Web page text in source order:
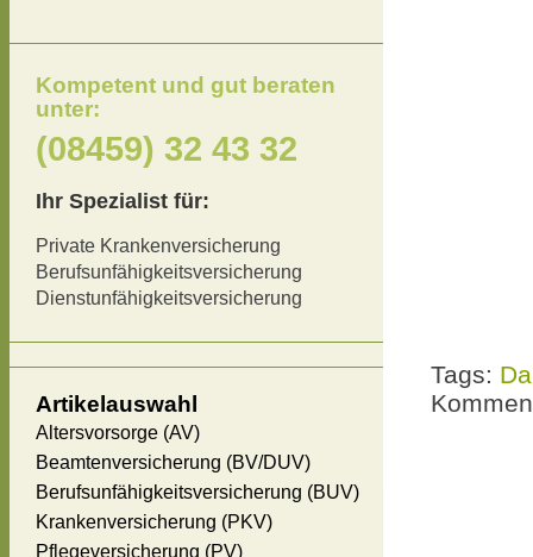
Tags:
Kompetent und gut beraten
unter:
(08459) 32 43 32
Ihr Spezialist für:
Private Krankenversicherung
Berufsunfähigkeitsversicherung
Dienstunfähigkeitsversicherung
Artikelauswahl
Altersvorsorge (AV)
Beamtenversicherung (BV/DUV)
Berufsunfähigkeitsversicherung (BUV)
Krankenversicherung (PKV)
Pflegeversicherung (PV)